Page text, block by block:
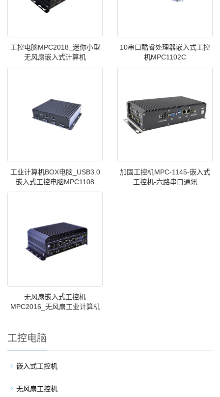
工控电脑MPC2018_迷你小型
无风扇嵌入式计算机
10串口酷睿处理器嵌入式工控
机MPC1102C
工业计算机BOX电脑_USB3.0
嵌入式工控电脑MPC1108
加固工控机MPC-1145-嵌入式
工控机-六路串口通讯
无风扇嵌入式工控机
MPC2016_无风扇工业计算机
工控电脑
嵌入式工控机
无风扇工控机